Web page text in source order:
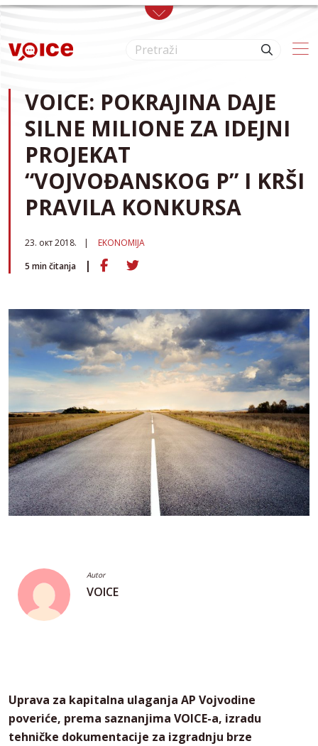
Skip to main content
VOICE: POKRAJINA DAJE
SILNE MILIONE ZA IDEJNI
PROJEKAT
“VOJVOĐANSKOG P” I KRŠI
PRAVILA KONKURSA
23. окт 2018.
EKONOMIJA
5 min čitanja
Autor
VOICE
Uprava za kapitalna ulaganja AP Vojvodine
poveriće, prema saznanjima VOICE-a, izradu
tehničke dokumentacije za izgradnju brze